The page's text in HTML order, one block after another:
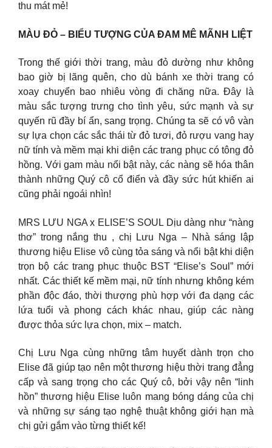
thu mát mẻ!
MÀU ĐỎ – BIỂU TƯỢNG CỦA ĐAM MÊ MÃNH LIỆT
Trong thế giới thời trang, màu đỏ dường như không
bao giờ bị lãng quên, cho dù bánh xe thời trang có
xoay chuyển bao nhiêu vòng đi chăng nữa. Đây là
màu sắc tượng trưng cho tình yêu, sức mạnh và sự
quyến rũ đầy bí ẩn, sang trọng. Chúng ta sẽ có vô vàn
sự lựa chọn các sắc thái từ đỏ tươi, đỏ rượu vang hay
nữ tính và mềm mại khi diện các trang phục có tông đỏ
hồng. Với gam màu nổi bật này, các nàng sẽ hóa thân
thành những Quý cô cổ điển và đầy sức hút khiến ai
cũng phải ngoái nhìn!
MRS LƯU NGA x ELISE’S SOUL Dịu dàng như “nàng
thơ” trong nắng thu , chị Lưu Nga – Nhà sáng lập
thương hiệu Elise vô cùng tỏa sáng và nổi bật khi diện
trọn bộ các trang phục thuộc BST “Elise’s Soul” mới
nhất. Các thiết kế mềm mại, nữ tính nhưng không kém
phần độc đáo, thời thượng phù hợp với đa dạng các
lứa tuổi và phong cách khác nhau, giúp các nàng
được thỏa sức lựa chọn, mix – match.
Chị Lưu Nga cùng những tâm huyết dành trọn cho
Elise đã giúp tạo nên một thương hiệu thời trang đẳng
cấp và sang trọng cho các Quý cô, bởi vậy nên “linh
hồn” thương hiệu Elise luôn mang bóng dáng của chị
và những sự sáng tạo nghệ thuật không giới hạn mà
chị gửi gắm vào từng thiết kế!